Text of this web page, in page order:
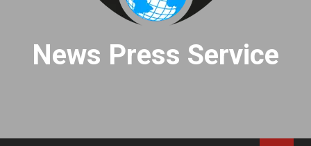
News Press Service